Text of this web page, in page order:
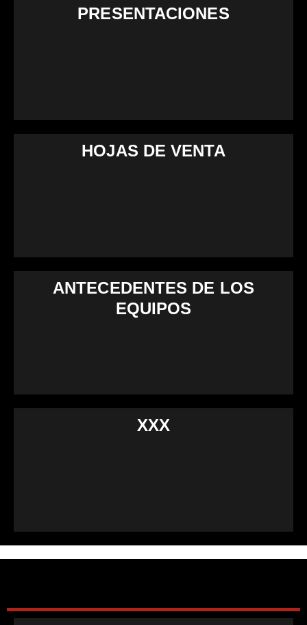
PRESENTACIONES
HOJAS DE VENTA
ANTECEDENTES DE LOS
EQUIPOS
XXX